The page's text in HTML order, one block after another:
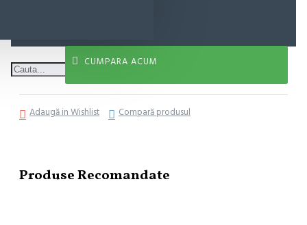
CUMPARA ACUM
Adaugă in Wishlist Compară produsul
Produse Recomandate